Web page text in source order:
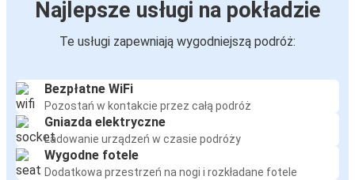
Najlepsze usługi na pokładzie
Te usługi zapewniają wygodniejszą podróż:
Bezpłatne WiFi
Pozostań w kontakcie przez całą podróż
Gniazda elektryczne
Ładowanie urządzeń w czasie podróży
Wygodne fotele
Dodatkowa przestrzeń na nogi i rozkładane fotele